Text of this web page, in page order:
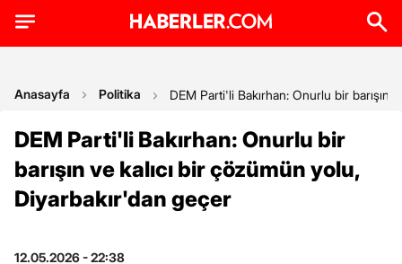
Anasayfa Politika DEM Parti'li Bakırhan: Onurlu bir barışın
DEM Parti'li Bakırhan: Onurlu bir
barışın ve kalıcı bir çözümün yolu,
Diyarbakır'dan geçer
12.05.2026 - 22:38